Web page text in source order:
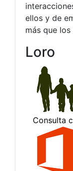
ellos y de
más que los
Loro